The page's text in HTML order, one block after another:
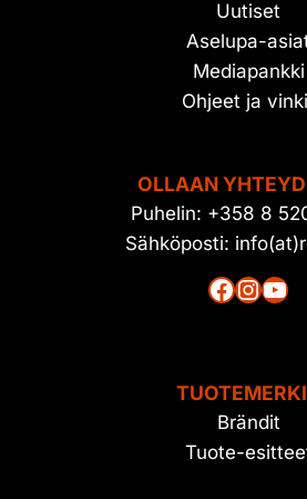
Uutiset
Aselupa-
Mediapankki
Ohjeet ja
OLLAAN
Puhelin: +358 8
Sähköposti:
Brändit
Tuote-